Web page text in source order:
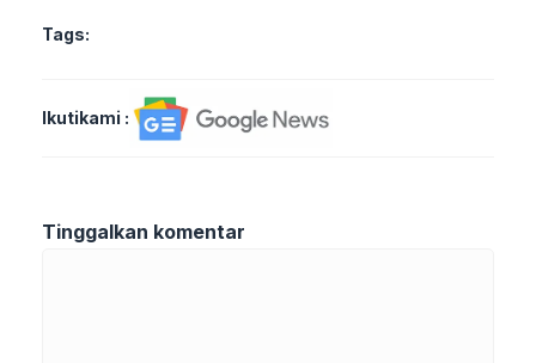
Tags:
Ikutikami :
Tinggalkan komentar